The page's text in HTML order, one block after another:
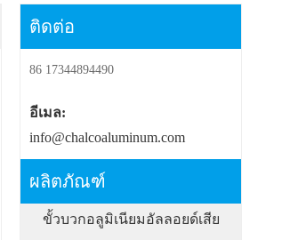
ติดต่อ
86 17344894490
อีเมล:
info@chalcoaluminum.com
ผลิตภัณฑ์
ขั้วบวกอลูมิเนียมอัลลอยด์เสีย